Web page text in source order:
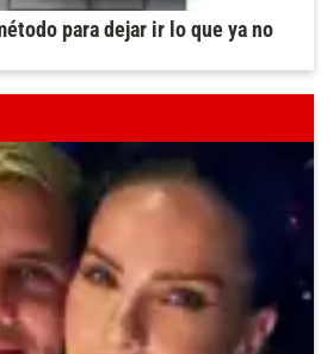
para dejar ir lo que ya no